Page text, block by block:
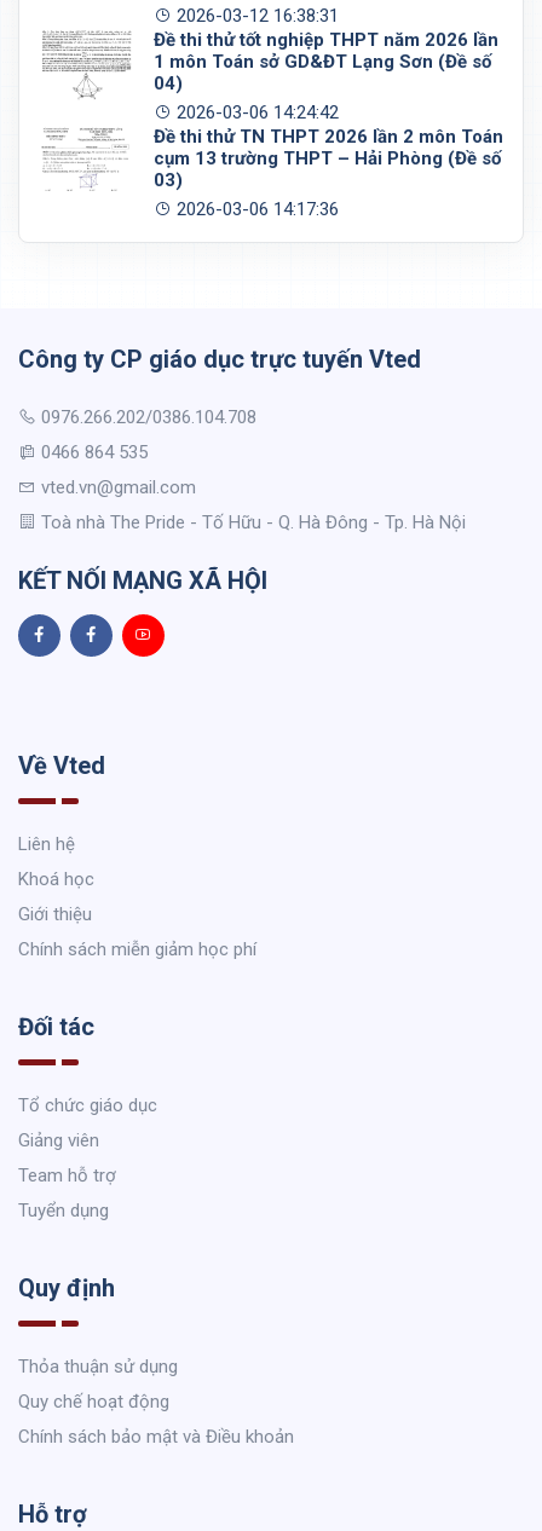
2026-03-12 16:38:31
Đề thi thử tốt nghiệp THPT năm 2026 lần
1 môn Toán sở GD&ĐT Lạng Sơn (Đề số
04)
2026-03-06 14:24:42
Đề thi thử TN THPT 2026 lần 2 môn Toán
cụm 13 trường THPT – Hải Phòng (Đề số
03)
2026-03-06 14:17:36
Công ty CP giáo dục trực tuyến Vted
0976.266.202/0386.104.708
0466 864 535
vted.vn@gmail.com
Toà nhà The Pride - Tố Hữu - Q. Hà Đông - Tp. Hà Nội
KẾT NỐI MẠNG XÃ HỘI
Về Vted
Liên hệ
Khoá học
Giới thiệu
Chính sách miễn giảm học phí
Đối tác
Tổ chức giáo dục
Giảng viên
Team hỗ trợ
Tuyển dụng
Quy định
Thỏa thuận sử dụng
Quy chế hoạt động
Chính sách bảo mật và Điều khoản
Hỗ trợ